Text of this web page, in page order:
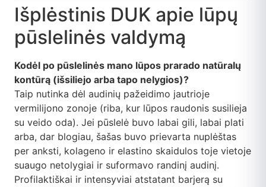
Išplėstinis DUK apie lūpų
pūslelinės valdymą
Kodėl po pūslelinės mano lūpos prarado natūralų
kontūrą (išsiliejo arba tapo nelygios)?
Taip nutinka dėl audinių pažeidimo jautrioje
vermilijono zonoje (riba, kur lūpos raudonis susilieja
su veido oda). Jei pūslelė buvo labai gili, labai plati
arba, dar blogiau, šašas buvo prievarta nuplėštas
per anksti, kolageno ir elastino skaidulos toje vietoje
suaugo netolygiai ir suformavo randinį audinį.
Profilaktiškai ir intensyviai atstatant barjerą su